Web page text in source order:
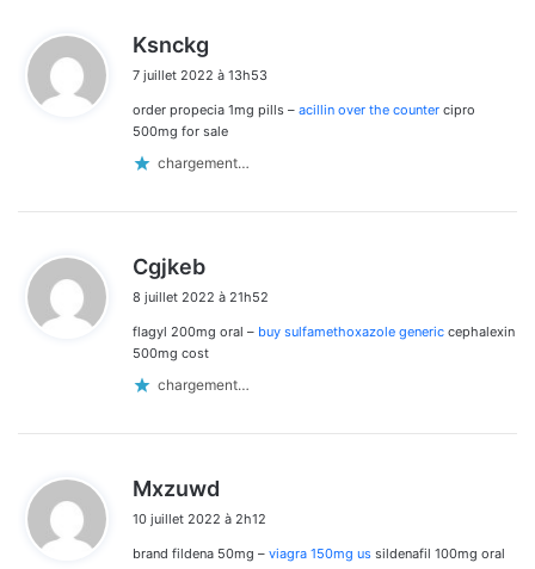
Ksnckg
t
:
7 juillet 2022 à 13h53
order propecia 1mg pills – acillin over the counter cipro
500mg for sale
chargement…
Cgjkeb
t
:
8 juillet 2022 à 21h52
flagyl 200mg oral – buy sulfamethoxazole generic cephalexin
500mg cost
chargement…
Mxzuwd
10 juillet 2022 à 2h12
brand fildena 50mg – viagra 150mg us sildenafil 100mg oral